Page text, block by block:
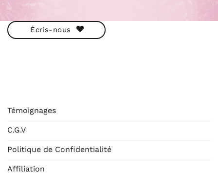
Écris-nous
Témoignages
C.G.V
Politique de Confidentialité
Affiliation